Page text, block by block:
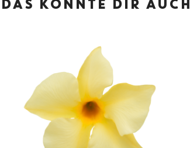
DAS KÖNNTE DIR